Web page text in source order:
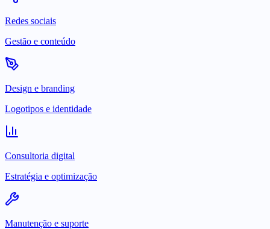
Redes sociais
Gestão e conteúdo
Design e branding
Logotipos e identidade
Consultoria digital
Estratégia e optimização
Manutenção e suporte